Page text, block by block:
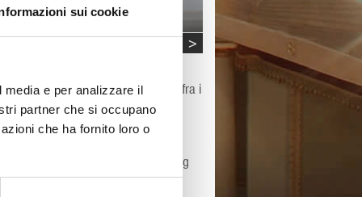
sui cookie
e per analizzare il
partner che si occupano
che ha fornito loro o
< >
di spicco nelle diverse discipline fra i
Ivey Long, Donna Karan, Annie
cinque continenti e nei più
Kennedy Center for the Performing
La Fenice di Venezia e il Teatro